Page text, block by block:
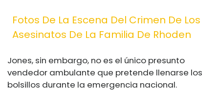
Fotos De La Escena Del Crimen De Los
Asesinatos De La Familia De Rhoden
Jones, sin embargo, no es el único presunto
vendedor ambulante que pretende llenarse los
bolsillos durante la emergencia nacional.